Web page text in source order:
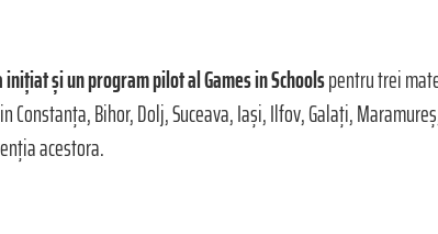
și un program pilot al Games in Schoolspentru trei
Constanța, Bihor, Dolj, Suceava, Iași, Ilfov, Galați,
acestora.